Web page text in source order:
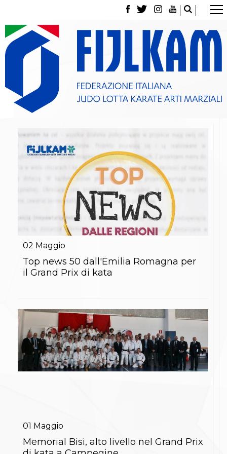
La Federazione
Tesseramento
Contatti
Norme e modulistica Affiliazioni e Tesseramenti
Classifica Società Sportive con più di 100 atleti
tesserati
Archivio eventi
Media
Partners
Trasparenza
Judo
La disciplina
News
Attività Didattica
Gare e Risultati
Albi Federali
Lotta
La disciplina
News
Albi Federali
Karate
La disciplina
News
Gare e Risultati
Attività Didattica
Albi Federali
BJJ
Pancrazio/Pankration
02 Maggio
Top news 50 dall'Emilia Romagna per
il Grand Prix di kata
01 Maggio
Memorial Bisi, alto livello nel Grand Prix